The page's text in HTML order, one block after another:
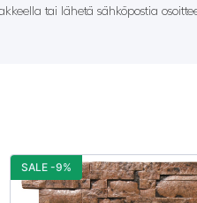
tai lähetä sähköpostia
SALE -9%